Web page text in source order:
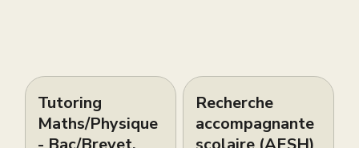
Tutoring
Maths/Physique
Recherche
accompagnante